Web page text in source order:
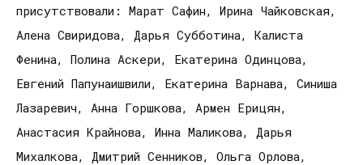
присутствовали: Марат Сафин, Ирина Чайковская,
Алена Свиридова, Дарья Субботина, Калиста
Фенина, Полина Аскери, Екатерина Одинцова,
Евгений Папунаишвили, Екатерина Варнава, Синиша
Лазаревич, Анна Горшкова, Армен Ерицян,
Анастасия Крайнова, Инна Маликова, Дарья
Михалкова, Дмитрий Сенников, Ольга Орлова,